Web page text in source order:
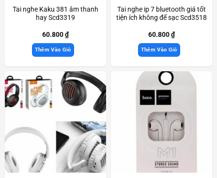
Tai nghe Kaku 381 âm thanh
hay Scd3319
60.800₫
Thêm Vào Giỏ
Tai nghe ip 7 bluetooth giá tốt
tiện ích không đế sạc Scd3518
60.800₫
Thêm Vào Giỏ